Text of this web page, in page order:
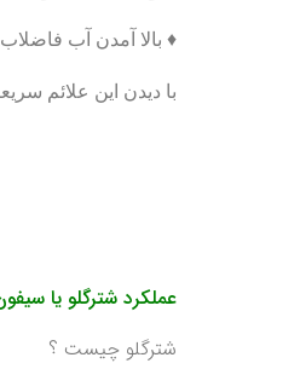
♦ بالا آمدن آب
با دیدن این علائم
عملکرد شترگلو یا
شترگلو چیست ؟